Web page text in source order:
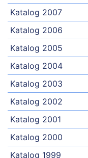
Katalog 2007
Katalog 2006
Katalog 2005
Katalog 2004
Katalog 2003
Katalog 2002
Katalog 2001
Katalog 2000
Katalog 1999